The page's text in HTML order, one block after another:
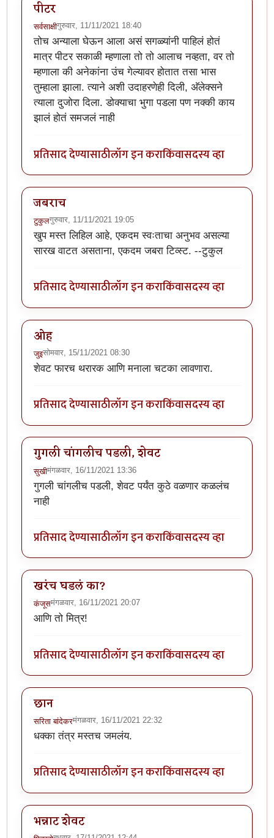
पीटर
सर्वसाक्षीगुरुवार, 11/11/2021 18:40
तोच अन्याला घेऊन आला असं सगळ्यांनी पाहिलं होतं
मात्र पीटर सकाळी म्हणाला तो तो आलाच नव्हता, वर तो
म्हणाला की अनेकांना उंच गेल्यावर होतात तसा भास
तुम्हाला झाला. त्याने अशी उदाहरणेही दिली, अ‍ॅलेक्सने
त्याला दुजोरा दिला. डोक्याचा भुगा पडला पण नक्की काय
झालं होतं समजलं नाही
प्रतिसाद देण्यासाठीलॉग इन कराकिंवासदस्य व्हा
जबराच
टुकुलगुरुवार, 11/11/2021 19:05
खुप मस्त लिहिल आहे, एकदम स्वःताचा अनुभव असल्या
सारख वाटत असताना, एकदम जबरा टिव्स्ट. --टुकुल
प्रतिसाद देण्यासाठीलॉग इन कराकिंवासदस्य व्हा
ओह
जुइसोमवार, 15/11/2021 08:30
शेवट फारच थरारक आणि मनाला चटका लावणारा.
प्रतिसाद देण्यासाठीलॉग इन कराकिंवासदस्य व्हा
गुगली चांगलीच पडली, शेवट
सुखीमंगळवार, 16/11/2021 13:36
गुगली चांगलीच पडली, शेवट पर्यंत कुठे वळणार कळलंच
नाही
प्रतिसाद देण्यासाठीलॉग इन कराकिंवासदस्य व्हा
खरंच घडलं का?
कंजूसमंगळवार, 16/11/2021 20:07
आणि तो मित्र!
प्रतिसाद देण्यासाठीलॉग इन कराकिंवासदस्य व्हा
छान
सरिता बांदेकरमंगळवार, 16/11/2021 22:32
धक्का तंत्र मस्तच जमलंय.
प्रतिसाद देण्यासाठीलॉग इन कराकिंवासदस्य व्हा
भन्नाट शेवट